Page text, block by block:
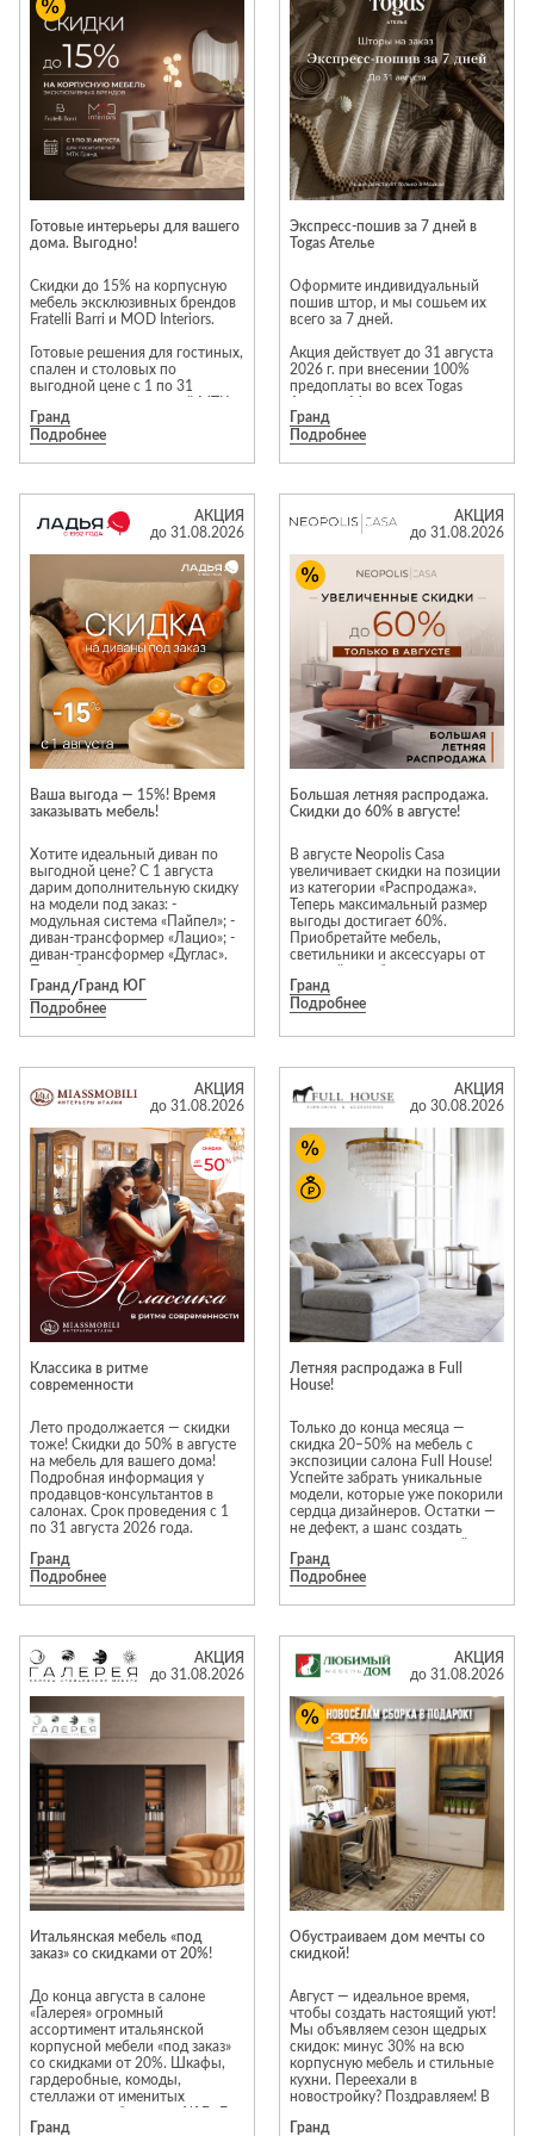
Приставные
столики
Сервировочные
столики
Туалетные
столики
Все стулья
Стулья
Табуреты
Двери
Входные двери
мебель
Детские кровати
Детские
матрасы
Комоды и
тумбы
Столы и
надстройки
Стулья, кресла,
пуфы
Шкафы,
стеллажи,
полки, сундуки
Кровати,
матрасы,
Кровати
Матрасы
Товары для сна
Кухонные
гарнитуры
павильоны,
зонты
Грили и очаги
Диваны
Кресла и
шезлонги
ресторанов и
Столы
Сантехника
Душ
каналы и трапы
Душевые
ограждения и
поддоны
Радиаторы
Раковины
Системы
монтажа
Сливы и сифоны
Смесители
Унитазы
Торшеры
Уличный свет
Товары для
дома
Ароматы для
дома и
косметика
Бытовая химия
Вешалки
Гладильные
доски
Сушилки
Текстиль
Товары для
ванной комнаты
Хранение и
порядок
Товары для
ремонта
Затирки и
гидроизоляция
Камины
Клеи, герметики,
Лаки и краски
Напольные
покрытия
Обои
Спецобувь
Спецодежда
Средства
индивидуальной
Готовые интерьеры для вашего
дома. Выгодно!
Скидки до 15% на корпусную
мебель эксклюзивных брендов
Fratelli Barri и MOD Interiors.
Готовые решения для гостиных,
спален и столовых по
выгодной цене с 1 по 31
«Гранд».
Гранд
Подробнее
Экспресс-пошив за 7 дней в
Togas Ателье
Оформите индивидуальный
пошив штор, и мы сошьем их
всего за 7 дней.
Акция действует до 31 августа
2026 г. при внесении 100%
предоплаты во всех Togas
В предложении участвует
распространяется на прямые
полотна тюлей и штор.
Срок реализации заказа — 7
рабочих дней. В указанный
срок оказываются услуги
только по пошиву изделий.
Предложение суммируется с
привилегиями по программе
лояльности.
Подробную информацию вы
можете получить в Togas
Ателье на 1 этаже
Гранд
Подробнее
АКЦИЯ
до 31.08.2026
Ваша выгода — 15%! Время
заказывать мебель!
Хотите идеальный диван по
выгодной цене? С 1 августа
дарим дополнительную скидку
на модели под заказ: -
модульная система «Пайпел»; -
диван-трансформер «Лацио»; -
диван-трансформер «Дуглас».
пожалуйста, уточняйте у
продавцов-консультантов.
Гранд/ Гранд ЮГ
Подробнее
АКЦИЯ
до 31.08.2026
Большая летняя распродажа.
Скидки до 60% в августе!
В августе Neopolis Casa
увеличивает скидки на позиции
из категории «Распродажа».
Теперь максимальный размер
выгоды достигает 60%.
Приобретайте мебель,
светильники и аксессуары от
привлекательных условиях!*
из категории «Распродажа»:
и современности моделей. В
акции участвуют
исключительно новые
модель проходит тщательную
проверку перед продажей;
гарантия производителя
распространяется на всю
мебель из раздела
Предложение действует в
фирменных салонах Neopolis
Casa на 1 и 3 этажах 2 корпуса
ТЦ «Гранд».
Ассортимент раздела
меняется. Некоторые модели
представлены в единственном
рекомендуем не откладывать
покупку.
*Акция действует с 1 по 31
августа. Скидки не
суммируются с другими
акционными предложениями.
Подробности предложения
уточняйте у менеджеров
салонов Neopolis Casa
Гранд
Подробнее
АКЦИЯ
до 31.08.2026
Классика в ритме
современности
Лето продолжается — скидки
тоже! Скидки до 50% в августе
на мебель для вашего дома!
Подробная информация у
продавцов-консультантов в
салонах. Срок проведения с 1
по 31 августа 2026 года.
Гранд
Подробнее
АКЦИЯ
до 30.08.2026
Летняя распродажа в Full
House!
Только до конца месяца —
скидка 20–50% на мебель с
экспозиции салона Full House!
Успейте забрать уникальные
модели, которые уже покорили
сердца дизайнеров. Остатки —
не дефект, а шанс создать
Торопитесь — количество
ограничено!
Гранд
Подробнее
АКЦИЯ
до 31.08.2026
Итальянская мебель «под
заказ» со скидками от 20%!
До конца августа в салоне
«Галерея» огромный
ассортимент итальянской
корпусной мебели «под заказ»
со скидками от 20%. Шкафы,
гардеробные, комоды,
стеллажи от именитых
Ferretti&Ferretti , Antonelli
Гранд
АКЦИЯ
до 31.08.2026
Обустраиваем дом мечты со
скидкой!
Август — идеальное время,
чтобы создать настоящий уют!
Мы объявляем сезон щедрых
скидок: минус 30% на всю
корпусную мебель и стильные
кухни. Переехали в
новостройку? Поздравляем! В
всю рутину на себя и подарим
Гранд